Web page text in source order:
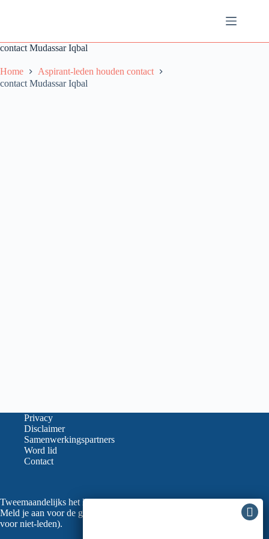
contact Mudassar Iqbal
Home
Aspirant-leden houden contact
contact Mudassar Iqbal
Privacy
Disclaimer
Samenwerkingspartners
Word lid
Contact
Tweemaandelijks het laatste nieuws in je mailbox?
Meld je aan voor de gratis nieuwsbrief van de LVGO (ook
voor niet-leden).